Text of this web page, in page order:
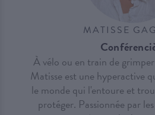
MATISSE
À vélo ou en train de
Matisse est une hyperactive
le monde qui l'entoure et
protéger. Passionnée par